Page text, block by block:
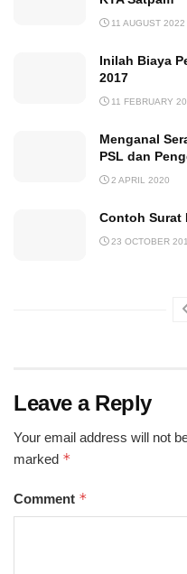
11 AUGUST 2022
Inilah Biaya
2017
11 FEBRUARY
Menganal
PSL dan
2 APRIL 2020
Contoh Surat
23 OCTOBER
Leave a Reply
Your email address will not
marked *
Comment *